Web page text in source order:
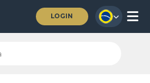
LOGIN